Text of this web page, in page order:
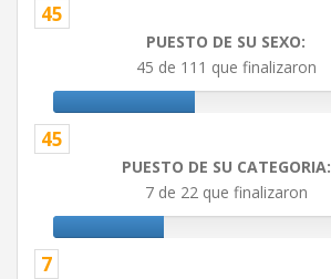
45
PUESTO DE SU SEXO:
45 de 111 que finalizaron
45
PUESTO DE SU CATEGORIA:
7 de 22 que finalizaron
7